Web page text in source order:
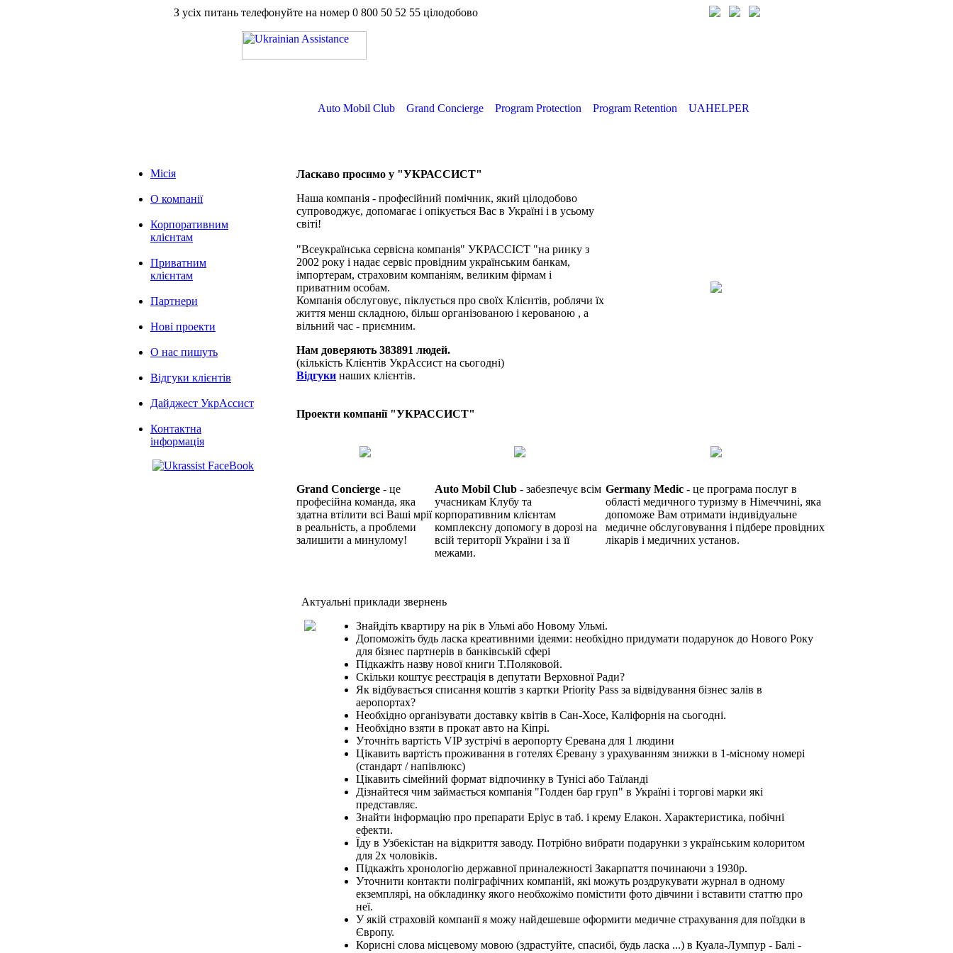
З усіх питань телефонуйте на номер 0 800 50 52 55цілодобово
Auto Mobil Club Grand Concierge Program Protection Program Retention UAHELPER
Місія
О компанії
Корпоративним
клієнтам
Приватним
клієнтам
Партнери
Нові проекти
О нас пишуть
Відгуки клієнтів
Дайджест УкрАссист
Контактна
інформація
Ласкаво просимо у "УКРАССИСТ"
Наша компанія - професійний помічник, який цілодобово
супроводжує, допомагає і опікується Вас в Україні і в усьому
світі!
"Всеукраїнська сервісна компанія" УКРАССІСТ "на ринку з
2002 року і надає сервіс провідним українським банкам,
імпортерам, страховим компаніям, великим фірмам і
приватним особам.
Компанія обслуговує, піклується про своїх Клієнтів, роблячи їх
життя менш складною, більш організованою і керованою , а
вільний час - приємним.
Нам доверяють 383891 людей.
(кількість Клієнтів УкрАссист на сьогодні)
Відгуки наших клієнтів.
Проекти компанії "УКРАССИСТ"
Grand Concierge - це
професійна команда, яка
здатна втілити всі Ваші мрії
в реальність, а проблеми
залишити а минулому!
Auto Mobil Club - забезпечує всім
учасникам Клубу та
корпоративним клієнтам
комплексну допомогу в дорозі на
всій території України і за її
межами.
Germany Medic - це програма послуг в
області медичного туризму в Німеччині, яка
допоможе Вам отримати індивідуальне
медичне обслуговування і підбере провідних
лікарів і медичних установ.
Актуальні приклади звернень
Знайдіть квартиру на рік в Ульмі або Новому Ульмі.
Допоможіть будь ласка креативними ідеями: необхідно придумати подарунок до Нового Року
для бізнес партнерів в банківській сфері
Підкажіть назву нової книги Т.Поляковой.
Скільки коштує реєстрація в депутати Верховної Ради?
Як відбувається списання коштів з картки Priority Pass за відвідування бізнес залів в
аеропортах?
Необхідно організувати доставку квітів в Сан-Хосе, Каліфорнія на сьогодні.
Необхідно взяти в прокат авто на Кіпрі.
Уточніть вартість VIP зустрічі в аеропорту Єревана для 1 людини
Цікавить вартість проживання в готелях Єревану з урахуванням знижки в 1-місному номері
(стандарт / напівлюкс)
Цікавить сімейний формат відпочинку в Тунісі або Таїланді
Дізнайтеся чим займається компанія "Голден бар груп" в Україні і торгові марки які
представляє.
Знайти інформацію про препарати Еріус в таб. і крему Елакон. Характеристика, побічні
ефекти.
Їду в Узбекістан на відкриття заводу. Потрібно вибрати подарунки з українським колоритом
для 2х чоловіків.
Підкажіть хронологію державної приналежності Закарпаття починаючи з 1930р.
Уточнити контакти поліграфічних компаній, які можуть роздрукувати журнал в одному
екземплярі, на обкладинку якого необхожімо помістити фото дівчини і вставити статтю про
неї.
У якій страховій компанії я можу найдешевше оформити медичне страхування для поїздки в
Європу.
Корисні слова місцевому мовою (здрастуйте, спасибі, будь ласка ...) в Куала-Лумпур - Балі -